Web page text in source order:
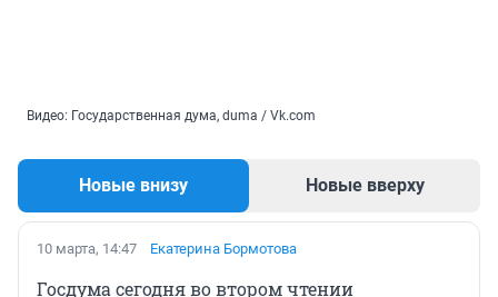
Видео: Государственная дума, duma / Vk.com
Новые внизу Новые вверху
10 марта, 14:47 Екатерина Бормотова
Госдума сегодня во втором чтении